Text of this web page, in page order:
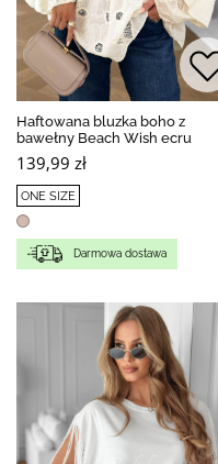
Haftowana bluzka boho z
bawełny Beach Wish ecru
139,99 zł
ONE SIZE
Darmowa dostawa